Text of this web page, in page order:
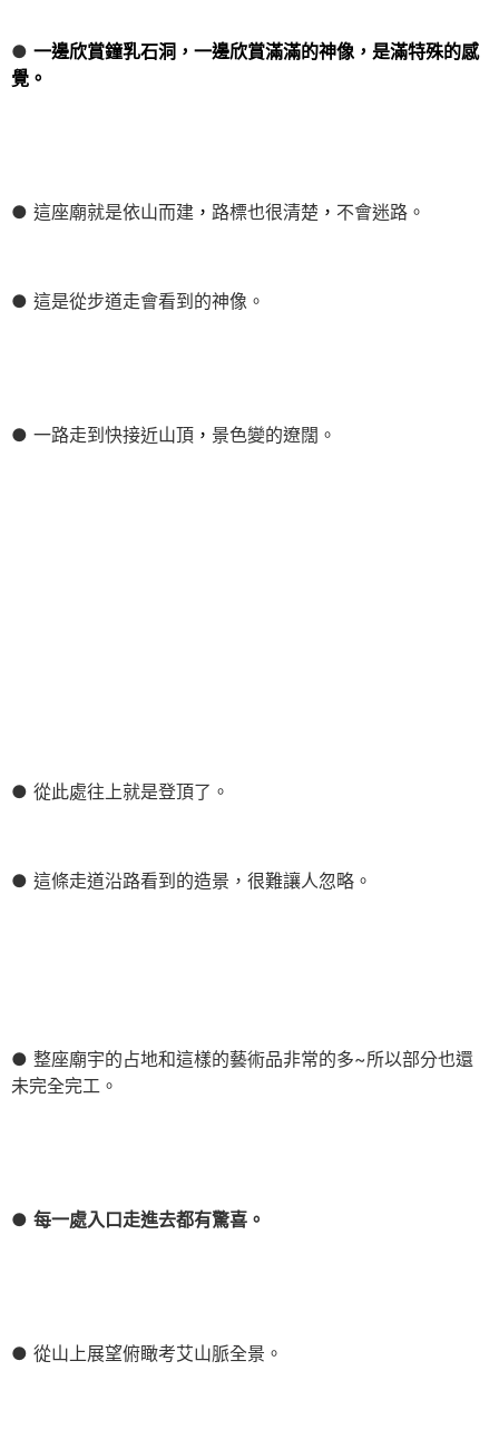
● 一邊欣賞鐘乳石洞，一邊欣賞滿滿的神像，是滿特殊的感
覺。
● 這座廟就是依山而建 ， 路標也很清楚 ， 不會迷路。
● 這是從步道走會看到的神像。
● 一路走到快接近山頂 ， 景色變的遼闊。
● 從此處往上就是登頂了。
● 這條走道沿路看到的造景，很難讓人忽略。
● 整座廟宇的占地和這樣的藝術品非常的多~所以部分也還
未完全完工。
● 每一處入口走進去都有驚喜。
● 從山上展望俯瞰考艾山脈全景。